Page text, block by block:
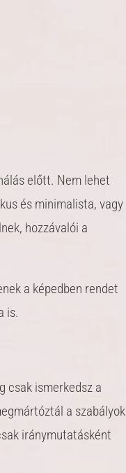
előtt. Nem lehet
és minimalista, vagy
hozzávalói a
a képedben rendet
is.
csak ismerkedsz a
a szabályok
iránymutatásként